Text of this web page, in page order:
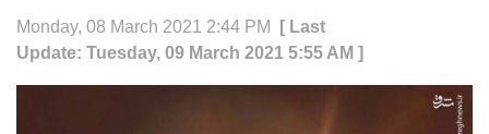
Monday, 08 March 2021 2:44 PM
[ Last
Update: Tuesday, 09 March 2021 5:55 AM ]